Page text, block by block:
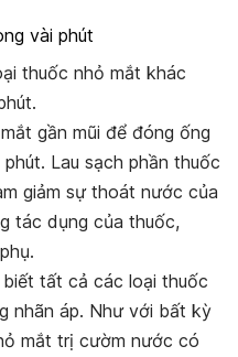
vài phút
thuốc nhỏ mắt khác
gần mũi để đóng ống
Lau sạch phần thuốc
giảm sự thoát nước của
tác dụng của thuốc,
tất cả các loại thuốc
nhãn áp. Như với bất kỳ
mắt trị cườm nước có